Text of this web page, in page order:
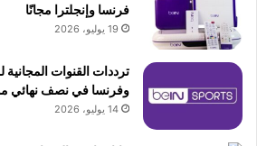
فرنسا وإنجلترا مجانًا
19 يوليو، 2026
ترددات القنوات المجانية
وفرنسا في نصف نهائي
14 يوليو، 2026